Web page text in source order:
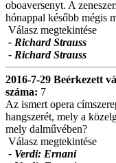
oboaversenyt. A
hónappal később mégis
Válasz megtekintése
- Richard Strauss
- Richard Strauss
2016-7-29 Beérkezett
száma: 7
Az ismert opera
hangszerét, mely a
mely dalművében?
Válasz megtekintése
- Verdi: Ernani